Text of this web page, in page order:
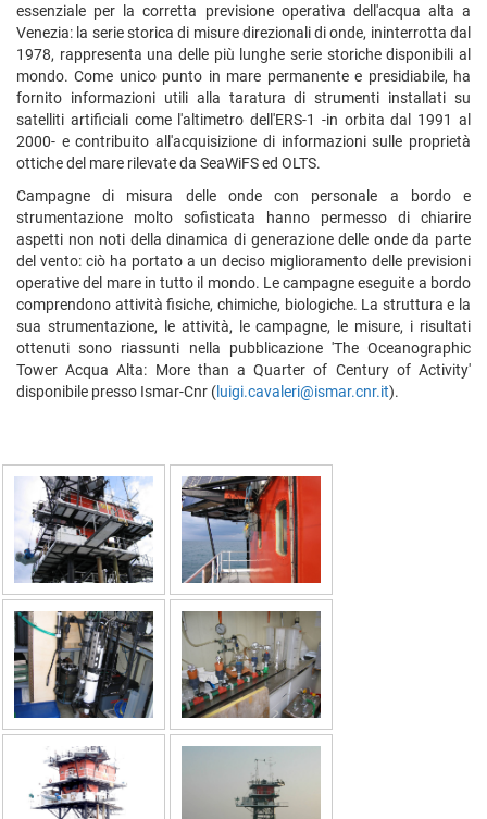
essenziale per la corretta previsione operativa dell'acqua alta a
Venezia: la serie storica di misure direzionali di onde, ininterrotta dal
1978, rappresenta una delle più lunghe serie storiche disponibili al
mondo. Come unico punto in mare permanente e presidiabile, ha
fornito informazioni utili alla taratura di strumenti installati su
satelliti artificiali come l'altimetro dell'ERS-1 -in orbita dal 1991 al
2000- e contribuito all'acquisizione di informazioni sulle proprietà
ottiche del mare rilevate da SeaWiFS ed OLTS.
Campagne di misura delle onde con personale a bordo e
strumentazione molto sofisticata hanno permesso di chiarire
aspetti non noti della dinamica di generazione delle onde da parte
del vento: ciò ha portato a un deciso miglioramento delle previsioni
operative del mare in tutto il mondo. Le campagne eseguite a bordo
comprendono attività fisiche, chimiche, biologiche. La struttura e la
sua strumentazione, le attività, le campagne, le misure, i risultati
ottenuti sono riassunti nella pubblicazione 'The Oceanographic
Tower Acqua Alta: More than a Quarter of Century of Activity'
disponibile presso Ismar-Cnr ( luigi.cavaleri@ismar.cnr.it).